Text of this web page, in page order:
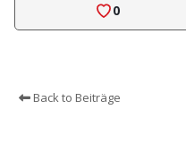
0
Back to Beiträge